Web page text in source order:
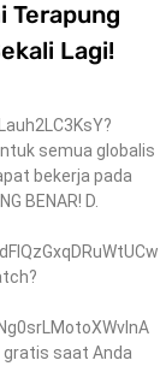
Terapung
Lagi!
semua globalis
bekerja pada
BENAR! D.
gratis saat Anda